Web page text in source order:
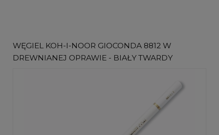
WĘGIEL KOH-I-NOOR GIOCONDA 8812 W
DREWNIANEJ OPRAWIE - BIAŁY TWARDY